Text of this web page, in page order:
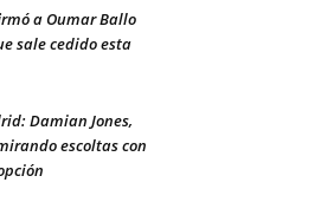
a Oumar Ballo
sale cedido esta
Damian Jones,
escoltas con